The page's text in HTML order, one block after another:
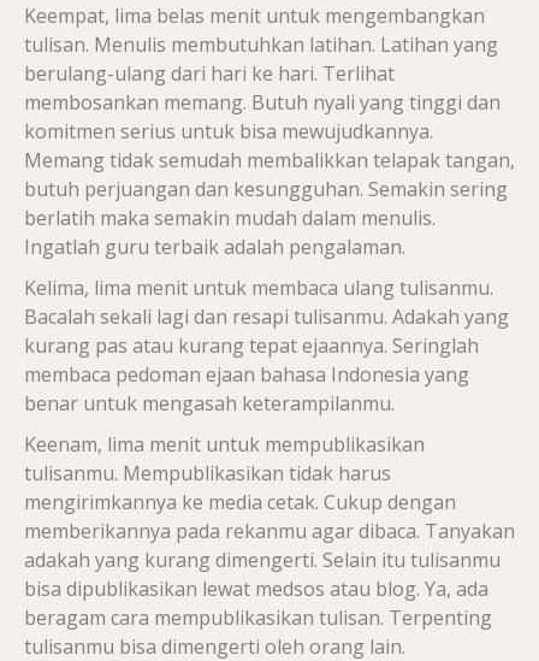
Keempat, lima belas menit untuk mengembangkan
tulisan. Menulis membutuhkan latihan. Latihan yang
berulang-ulang dari hari ke hari. Terlihat
membosankan memang. Butuh nyali yang tinggi dan
komitmen serius untuk bisa mewujudkannya.
Memang tidak semudah membalikkan telapak tangan,
butuh perjuangan dan kesungguhan. Semakin sering
berlatih maka semakin mudah dalam menulis.
Ingatlah guru terbaik adalah pengalaman.
Kelima, lima menit untuk membaca ulang tulisanmu.
Bacalah sekali lagi dan resapi tulisanmu. Adakah yang
kurang pas atau kurang tepat ejaannya. Seringlah
membaca pedoman ejaan bahasa Indonesia yang
benar untuk mengasah keterampilanmu.
Keenam, lima menit untuk mempublikasikan
tulisanmu. Mempublikasikan tidak harus
mengirimkannya ke media cetak. Cukup dengan
memberikannya pada rekanmu agar dibaca. Tanyakan
adakah yang kurang dimengerti. Selain itu tulisanmu
bisa dipublikasikan lewat medsos atau blog. Ya, ada
beragam cara mempublikasikan tulisan. Terpenting
tulisanmu bisa dimengerti oleh orang lain.